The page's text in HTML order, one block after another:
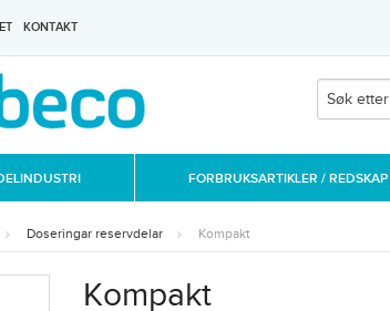
KONTAKT
FORBRUKSARTIKLER / REDSKAP
Doseringar reservdelar Kompakt
Kompakt